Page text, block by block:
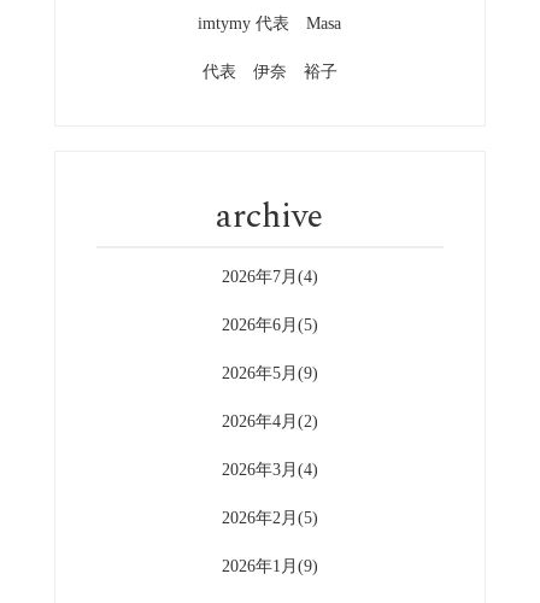
imtymy 代表 Masa
代表 伊奈 裕子
archive
2026年7月(4)
2026年6月(5)
2026年5月(9)
2026年4月(2)
2026年3月(4)
2026年2月(5)
2026年1月(9)